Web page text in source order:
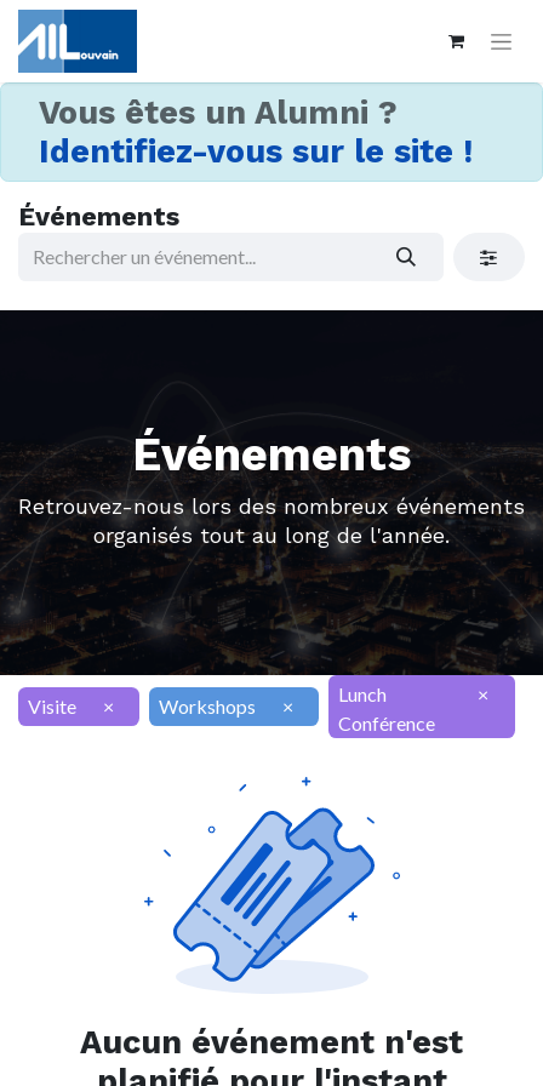
Vous êtes un Alumni ?
Identifiez-vous sur le site !
Événements
Événements
Retrouvez-nous lors des nombreux événements
organisés tout au long de l'année.
Visite × Workshops ×
Lunch
Conférence
×
Aucun événement n'est